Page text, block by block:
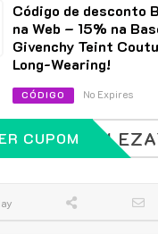
Código de desconto
na Web – 15% na
Givenchy Teint
Long-Wearing!
CÓDIGO No Expires
CUPOM